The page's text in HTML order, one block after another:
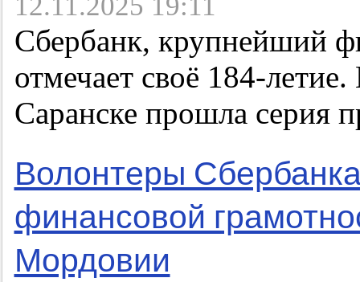
12.11.2025 19:11
Сбербанк, крупнейший
отмечает своё 184-
Саранске прошла серия
Волонтеры
финансовой
Мордовии